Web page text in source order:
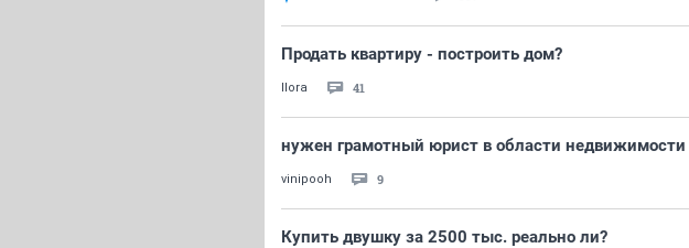
Продать квартиру - построить дом?
Ilora 41
нужен грамотный юрист в области недвижимости
vinipooh 9
Купить двушку за 2500 тыс. реально ли?